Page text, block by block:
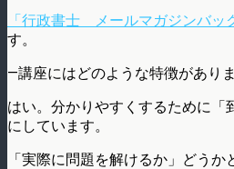
「行政書士 メールマガジンバッ
す。
—講座にはどのような特徴があり
はい。分かりやすくするために「
にしています。
「実際に問題を解けるか」どう